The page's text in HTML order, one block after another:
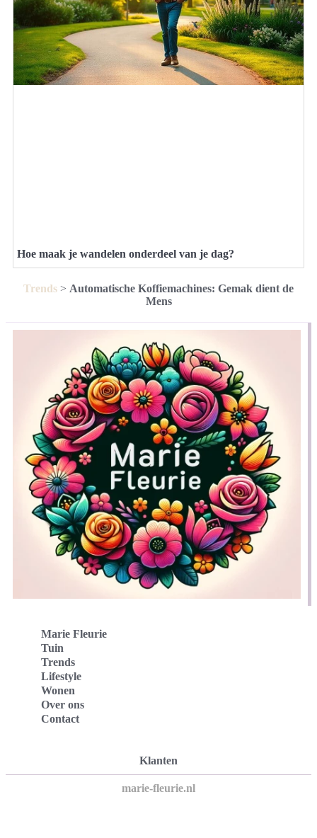
Hoe maak je wandelen onderdeel van je dag?
Trends > Automatische Koffiemachines: Gemak dient de
Mens
Marie Fleurie
Tuin
Trends
Lifestyle
Wonen
Over ons
Contact
Klanten
marie-fleurie.nl